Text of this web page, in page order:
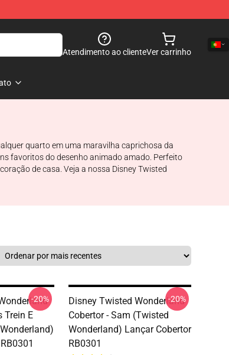
Atendimento ao clienteVer carrinho
quarto em uma maravilha caprichosa da
favoritos do desenho animado amado. Perfeito
de casa. Veja a nossa Disney Twisted
Trein E
-20%
Disney Twisted Wonderland
Cobertor - Sam (Twisted
Wonderland) Lançar Cobertor
RB0301
-20%